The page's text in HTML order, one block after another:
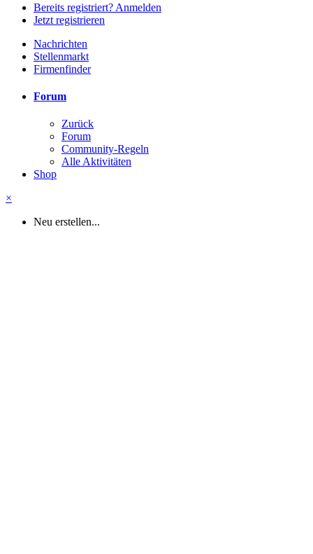
Bereits registriert? Anmelden
Jetzt registrieren
Nachrichten
Stellenmarkt
Firmenfinder
Forum
Zurück
Forum
Community-Regeln
Alle Aktivitäten
Shop
×
Neu erstellen...